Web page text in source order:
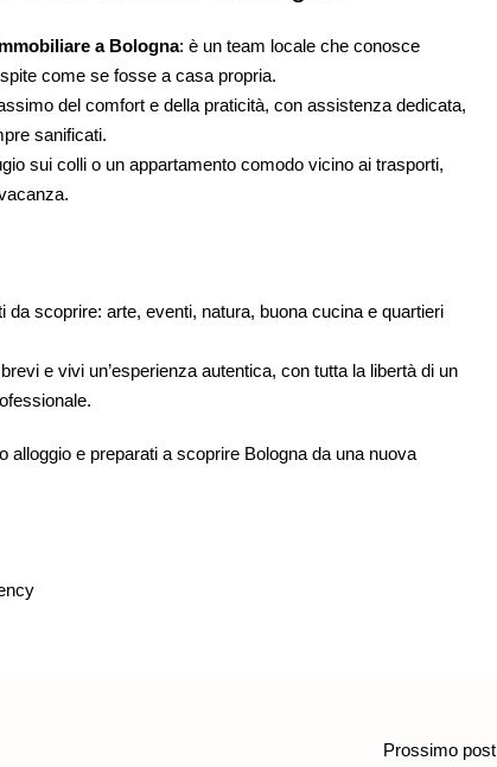
a Bologna: è un team locale che conosce
come se fosse a casa propria.
del comfort e della praticità, con assistenza dedicata,
sanificati.
sui colli o un appartamento comodo vicino ai trasporti,
scoprire: arte, eventi, natura, buona cucina e quartieri
e vivi un’esperienza autentica, con tutta la libertà di un
alloggio e preparati a scoprire Bologna da una nuova
Prossimo post